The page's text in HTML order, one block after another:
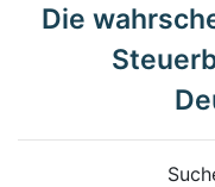
Die